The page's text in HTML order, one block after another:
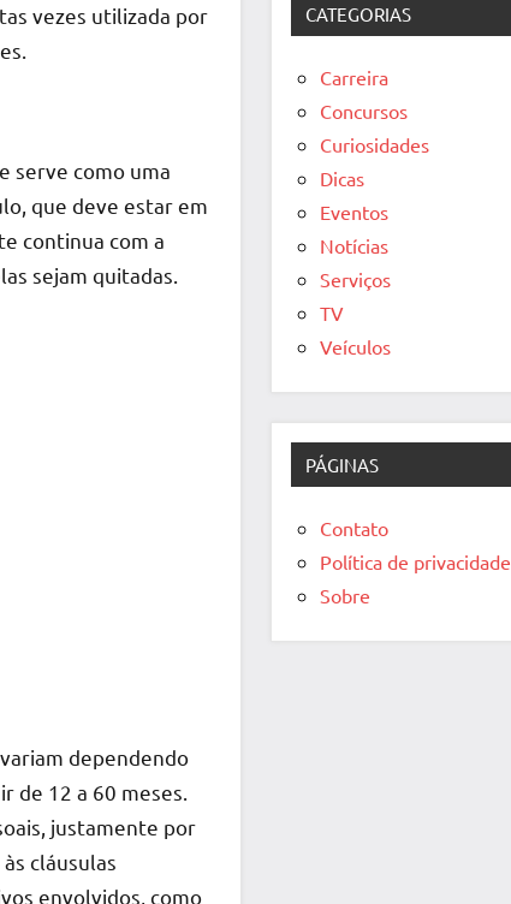
vezes utilizada por
serve como uma
que deve estar em
continua com a
sejam quitadas.
dependendo
de 12 a 60 meses.
justamente por
cláusulas
envolvidos, como
CATEGORIAS
Carreira
Concursos
Curiosidades
Dicas
Eventos
Notícias
Serviços
TV
Veículos
PÁGINAS
Contato
Política de privacidade
Sobre